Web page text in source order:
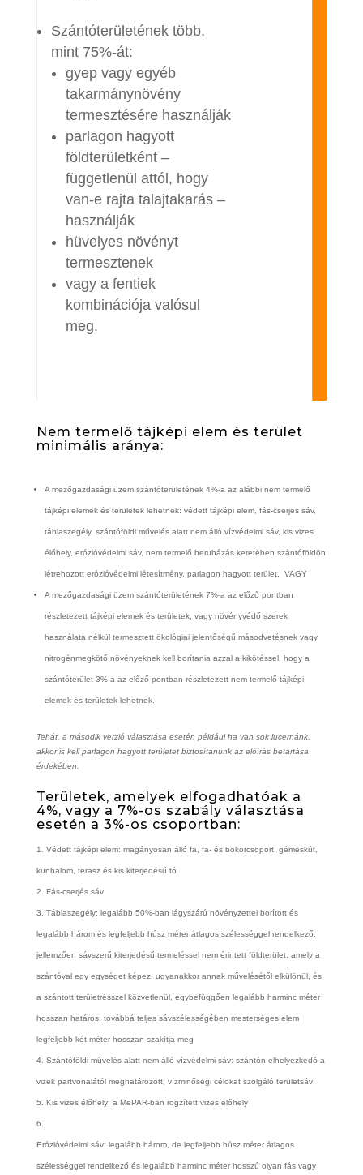
Szántóterületének több,
mint 75%-át:
gyep vagy egyéb
takarmánynövény
termesztésére használják
parlagon hagyott
földterületként –
függetlenül attól, hogy
van-e rajta talajtakarás –
használják
hüvelyes növényt
termesztenek
vagy a fentiek
kombinációja valósul
meg.
Nem termelő tájképi elem és terület
minimális aránya:
A mezőgazdasági üzem szántóterületének 4%-a az alábbi nem termelő
tájképi elemek és területek lehetnek: védett tájképi elem, fás-cserjés sáv,
táblaszegély, szántóföldi művelés alatt nem álló vízvédelmi sáv, kis vizes
élőhely, erózióvédelmi sáv, nem termelő beruházás keretében szántóföldön
létrehozott erózióvédelmi létesítmény, parlagon hagyott terület. VAGY
A mezőgazdasági üzem szántóterületének 7%-a az előző pontban
részletezett tájképi elemek és területek, vagy növényvédő szerek
használata nélkül termesztett ökológiai jelentőségű másodvetésnek vagy
nitrogénmegkötő növényeknek kell borítania azzal a kikötéssel, hogy a
szántóterület 3%-a az előző pontban részletezett nem termelő tájképi
elemek és területek lehetnek.
Tehát, a második verzió választása esetén például ha van sok lucernánk,
akkor is kell parlagon hagyott területet biztosítanunk az előírás betartása
érdekében.
Területek, amelyek elfogadhatóak a
4%, vagy a 7%-os szabály választása
esetén a 3%-os csoportban:
Védett tájképi elem: magányosan álló fa, fa- és bokorcsoport, gémeskút,
kunhalom, terasz és kis kiterjedésű tó
Fás-cserjés sáv
Táblaszegély: legalább 50%-ban lágyszárú növényzettel borított és
legalább három és legfeljebb húsz méter átlagos szélességgel rendelkező,
jellemzően sávszerű kiterjedésű termeléssel nem érintett földterület, amely a
szántóval egy egységet képez, ugyanakkor annak művelésétől elkülönül, és
a szántott területrésszel közvetlenül, egybefüggően legalább harminc méter
hosszan határos, továbbá teljes sávszélességében mesterséges elem
legfeljebb két méter hosszan szakítja meg
Szántóföldi művelés alatt nem álló vízvédelmi sáv: szántón elhelyezkedő a
vizek partvonalától meghatározott, vízminőségi célokat szolgáló területsáv
Kis vizes élőhely: a MePAR-ban rögzített vizes élőhely
Erózióvédelmi sáv: legalább három, de legfeljebb húsz méter átlagos
szélességgel rendelkező és legalább harminc méter hosszú olyan fás vagy